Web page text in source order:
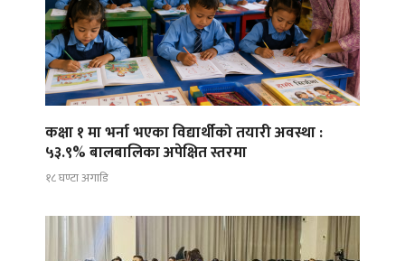
कक्षा १ मा भर्ना भएका विद्यार्थीको तयारी अवस्था :
५३.९% बालबालिका अपेक्षित स्तरमा
१८ घण्टा अगाडि